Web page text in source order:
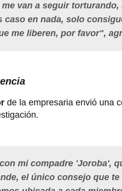
van a seguir
caso en nada, solo
me liberen, por favor",
de la empresaria envió una
mi compadre 'Joroba',
el único consejo que